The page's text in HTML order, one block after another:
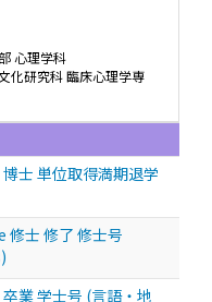
心理学科
化研究科 臨床心理学専
士 単位取得満期退学
士 修了 修士号
業 学士号 (言語・地